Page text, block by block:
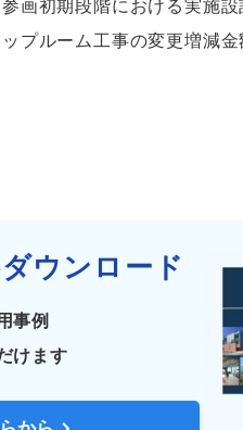
画初期段階における実施
プルーム工事の変更増減
ウンロード
事例
けます